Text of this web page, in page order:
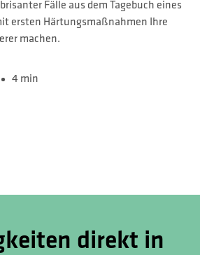
Fälle aus dem Tagebuch eines
ersten Härtungsmaßnahmen Ihre
machen.
4 min
direkt in